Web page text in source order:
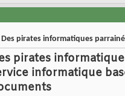
Des pirates informatiques
pirates
informatique